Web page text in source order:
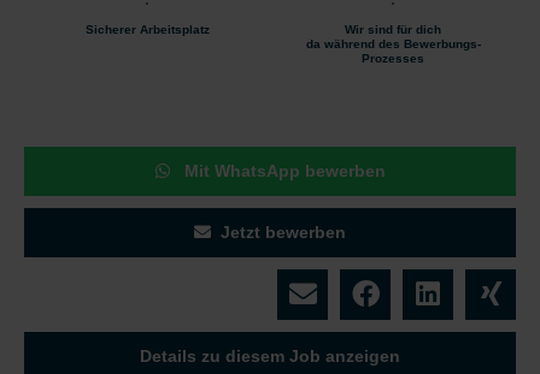
Sicherer Arbeitsplatz
Wir sind für dich
da während des Bewerbungs-
Prozesses
Mit WhatsApp bewerben
Jetzt bewerben
Details zu diesem Job anzeigen